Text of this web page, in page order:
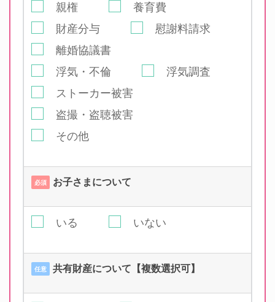
親権
養育費
財産分与
慰謝料請求
離婚協議書
浮気・不倫
浮気調査
ストーカー被害
盗撮・盗聴被害
その他
必須 お子さまについて
いる いない
任意 共有財産について【複数選択可】